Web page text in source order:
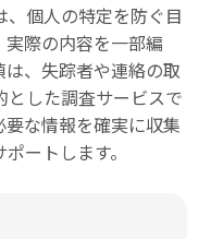
個人の特定を防ぐ目
実際の内容を一部編
、失踪者や連絡の取
とした調査サービスで
な情報を確実に収集
ートします。